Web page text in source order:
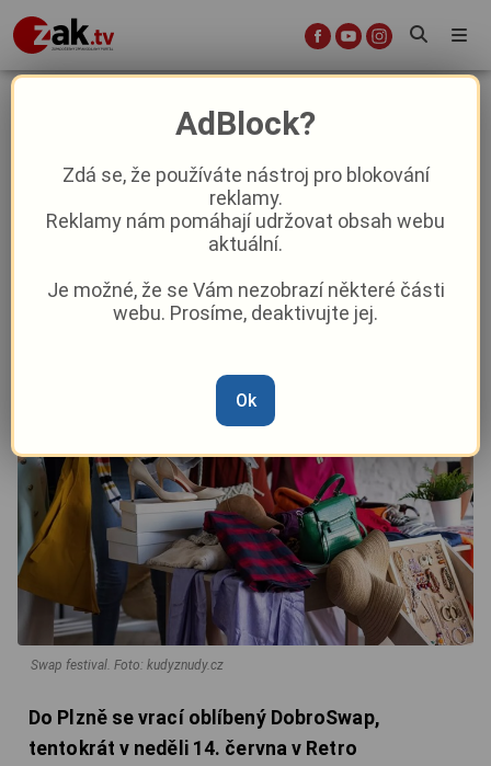
Plzeň čeká další DobroSwap. Lidé
si budou moci vyměnit oblečení i
knihy
Aktuality Z Plzně
David Černý–30. 5.| 10:35
Swap festival. Foto: kudyznudy.cz
Do Plzně se vrací oblíbený DobroSwap,
tentokrát v neděli 14. června v Retro
AdBlock?
Zdá se, že používáte nástroj pro blokování
reklamy.
Reklamy nám pomáhají udržovat obsah webu
aktuální.
Je možné, že se Vám nezobrazí některé části
webu. Prosíme, deaktivujte jej.
Ok